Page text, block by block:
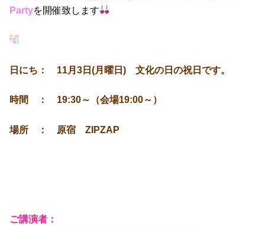
Partyを開催致します
日にち： 11月3日(月曜日) 文化の日の祝日です。
時間 ： 19:30～（会場19:00～）
場所 ： 原宿 ZIPZAP
ご講演者：